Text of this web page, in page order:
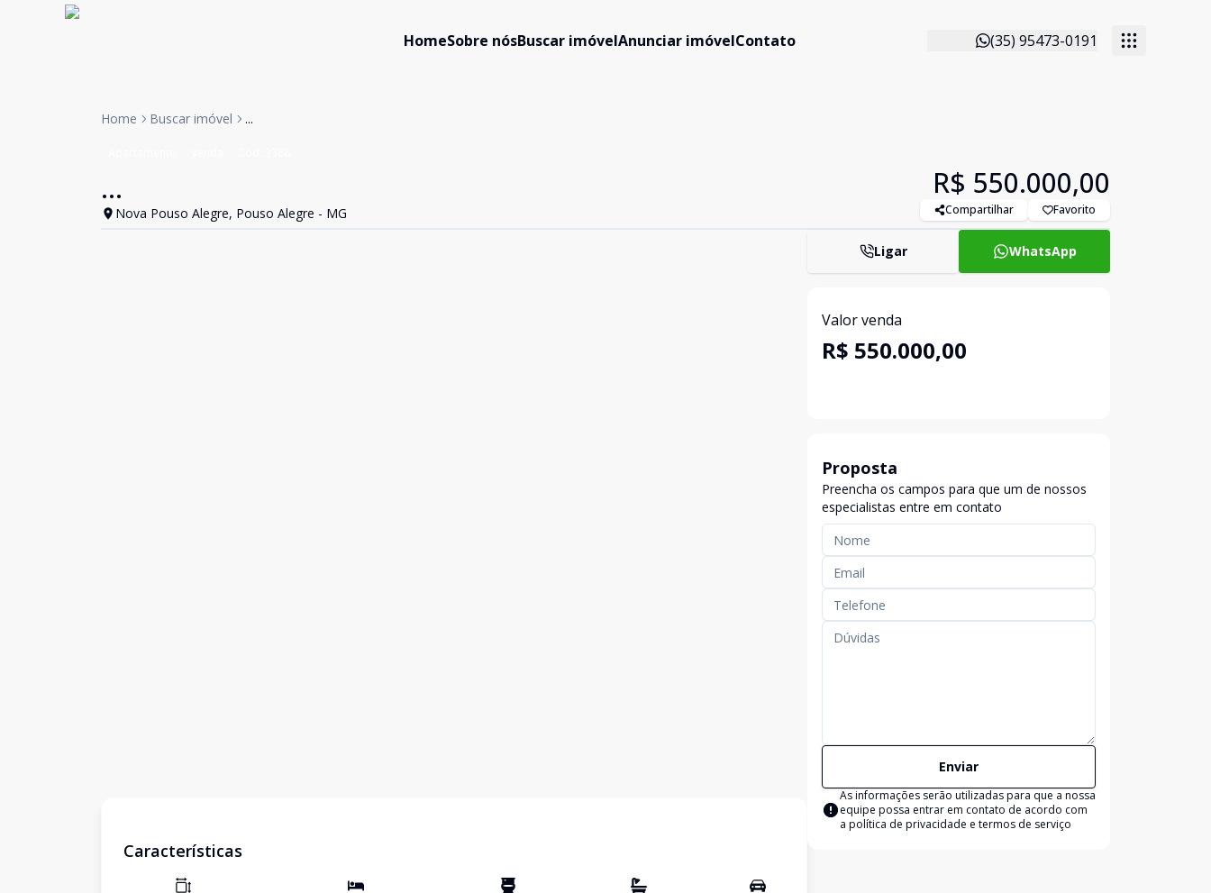
HomeSobre nósBuscar imóvelAnunciar imóvelContato (35) 95473-0191
Home Buscar imóvel ...
...
Nova Pouso Alegre, Pouso Alegre - MG
R$ 550.000,00
Compartilhar Favorito
Características
Ligar WhatsApp
Valor venda
R$ 550.000,00
Proposta
Preencha os campos para que um de nossos
especialistas entre em contato
Enviar
As informações serão utilizadas para que a nossa
equipe possa entrar em contato de acordo com
a política de privacidade e termos de serviço